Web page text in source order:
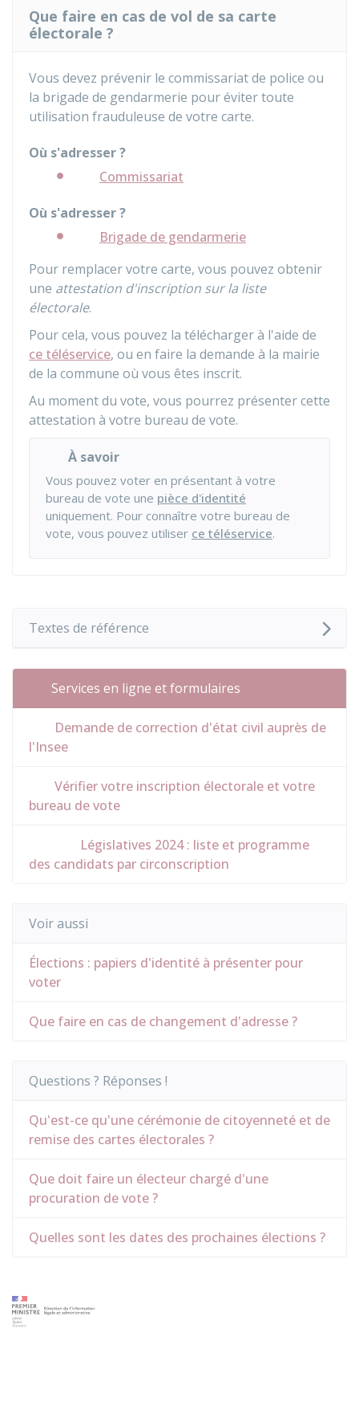
Que faire en cas de vol de sa carte
électorale ?
Vous devez prévenir le commissariat de police ou
la brigade de gendarmerie pour éviter toute
utilisation frauduleuse de votre carte.
Où s'adresser ?
Commissariat
Où s'adresser ?
Brigade de gendarmerie
Pour remplacer votre carte, vous pouvez obtenir
une attestation d'inscription sur la liste
électorale.
Pour cela, vous pouvez la télécharger à l'aide de
ce téléservice, ou en faire la demande à la mairie
de la commune où vous êtes inscrit.
Au moment du vote, vous pourrez présenter cette
attestation à votre bureau de vote.
À savoir
Vous pouvez voter en présentant à votre
bureau de vote une pièce d'identité
uniquement. Pour connaître votre bureau de
vote, vous pouvez utiliser ce téléservice.
Textes de référence
Services en ligne et formulaires
Demande de correction d'état civil auprès de
l'Insee
Vérifier votre inscription électorale et votre
bureau de vote
Législatives 2024 : liste et programme
des candidats par circonscription
Voir aussi
Élections : papiers d'identité à présenter pour
voter
Que faire en cas de changement d'adresse ?
Questions ? Réponses !
Qu'est-ce qu'une cérémonie de citoyenneté et de
remise des cartes électorales ?
Que doit faire un électeur chargé d'une
procuration de vote ?
Quelles sont les dates des prochaines élections ?